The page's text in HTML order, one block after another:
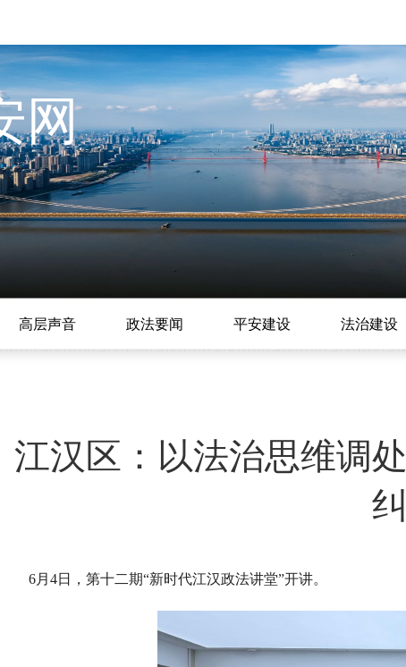
网
高层声音 政法要闻 平安建设 法治建设
江汉区：以法治思维调
6月4日，第十二期“新时代江汉政法讲堂”开讲。